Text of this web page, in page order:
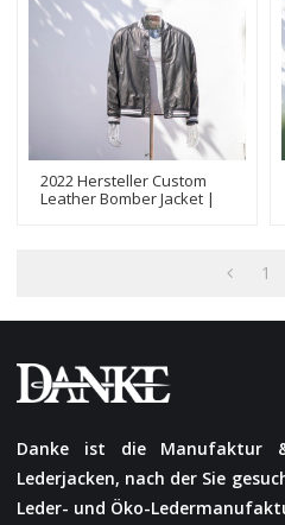
2022 Hersteller Custom
Leather Bomber Jacket |
1
Danke ist die Manufaktur
Lederjacken, nach der Sie
Leder- und Öko-